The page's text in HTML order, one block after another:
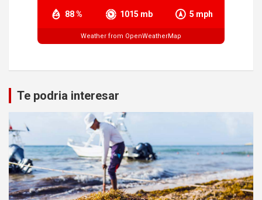
88 % 1015 mb 5 mph
Weather from OpenWeatherMap
Te podria interesar